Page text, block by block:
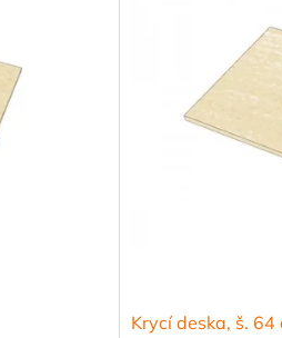
Krycí deska, š. 64